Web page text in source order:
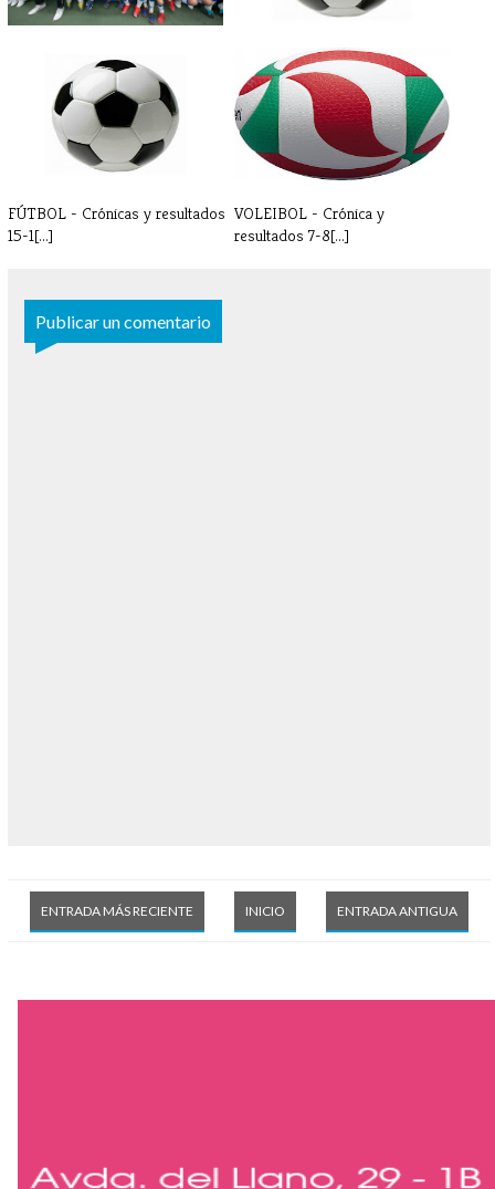
FÚTBOL - LISTAS 2020/2021
FÚTBOL - Partidos y horarios
22-23 [...]
FÚTBOL - Crónicas y resultados
15-1[...]
VOLEIBOL - Crónica y
resultados 7-8[...]
Publicar un comentario
ENTRADA MÁS RECIENTE ENTRADA ANTIGUA
INICIO